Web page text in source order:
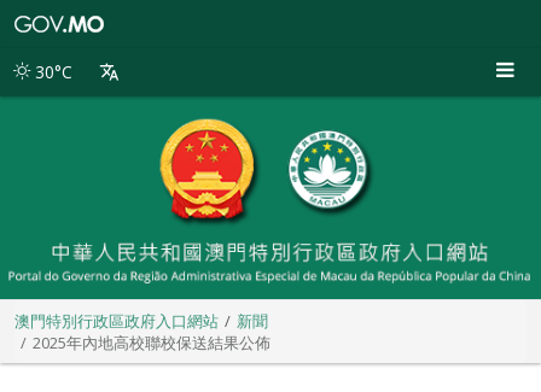
別
30°C
澳門特別行政區政府入口網站
新聞
2025年內地高校聯校保送結果公佈